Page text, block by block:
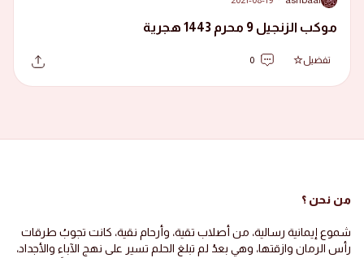
موكب الزنجيل 9 محرم 1443 هجرية
تفضيل 0
من نحن ؟
شموع إيمانية رسالية، من أصلاب تقية، وأرحام نقية، كانت تجوبُ طرقات
رأس الرمان وازقتها، وهي بعدُ لم تبلغ الحلم تسير على نهج الآباء والأجداد،